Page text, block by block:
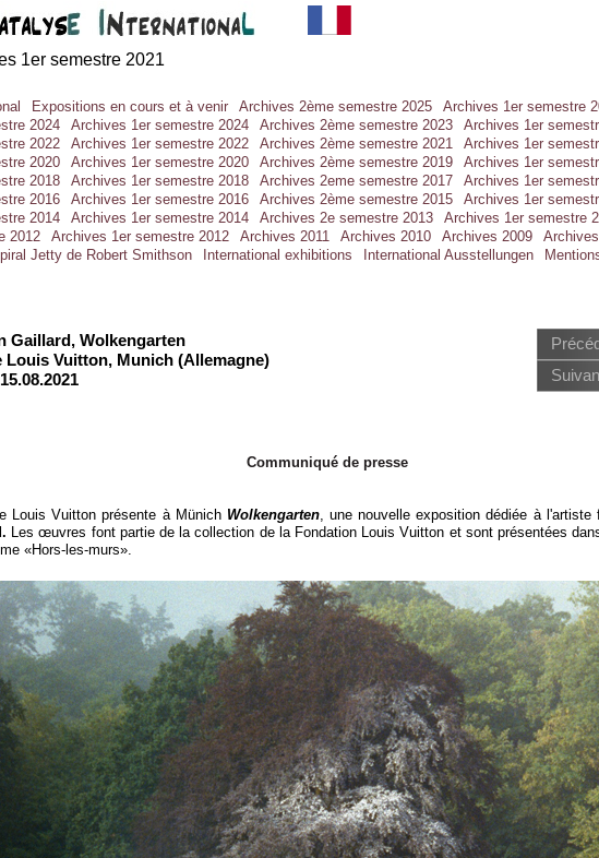
Gaillard, Wolkengarten
Louis Vuitton, Munich (Allemagne)
15.08.2021
Communiqué de presse
Louis Vuitton présente à Münich Wolkengarten, une nouvelle exposition dédiée à
Les œuvres font partie de la collection de la Fondation Louis Vuitton et sont présentées
«Hors-les-murs».
1er semestre 2021
Expositions en cours et à venir Archives 2ème semestre 2025
Archives 1er semestre
2024
Archives 1er semestre 2024 Archives 2ème semestre 2023
Archives 1er
2022
Archives 1er semestre 2022 Archives 2ème semestre 2021
Archives 1er
2020
Archives 1er semestre 2020 Archives 2ème semestre 2019
Archives 1er
2018
Archives 1er semestre 2018 Archives 2eme semestre 2017
Archives 1er
2016
Archives 1er semestre 2016 Archives 2ème semestre 2015
Archives 1er
2014
Archives 1er semestre 2014 Archives 2e semestre 2013
Archives 1er semestre
2012
Archives 1er semestre 2012 Archives 2011 Archives 2010 Archives 2009
Jetty de Robert Smithson
International exhibitions International Ausstellungen